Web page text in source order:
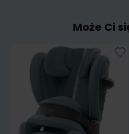
Może Ci